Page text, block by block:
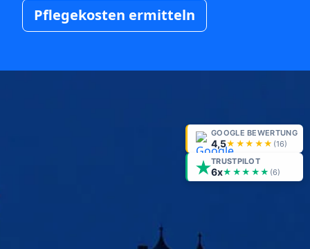
GOOGLE BEWERTUNG
4,5★★★★★ (16)
TRUSTPILOT
6x★★★★★ (6)
Pflegekosten ermitteln